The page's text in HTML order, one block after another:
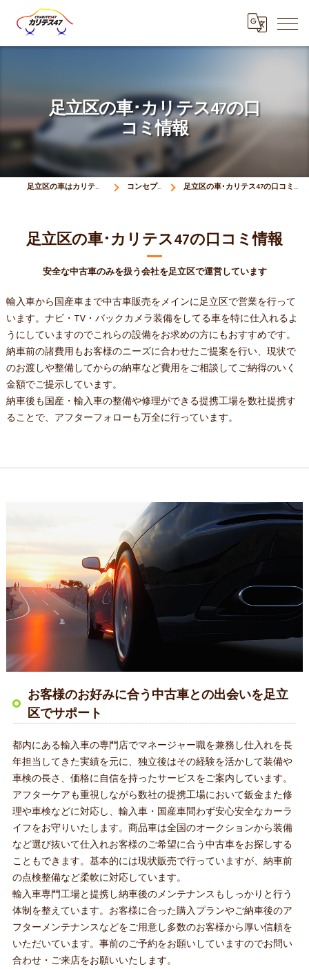
足立区の車･カリテス47の口
コミ情報
足立区の車はカリテス47 コンセプト 足立区の車･カリテス47の口コミ情報
安全な中古車のみを扱う会社を足立区で運営しています
足立区の車･カリテス47の口コミ情報
輸入車から国産車まで中古車販売をメインに足立区で営業を行って
います。ナビ・TV・バックカメラ装備をしてる車を特に仕入れるよ
うにしていますのでこれらの設備をお求めの方にもおすすめです。
納車前の諸費用もお客様のニーズに合わせたご提案を行い、現状で
のお渡しや整備してからの納車など費用をご相談してご納得のいく
金額でご提示しています。
納車後も国産・輸入車の整備や修理ができる提携工場を数社提携す
ることで、アフターフォローも万全に行っています。
お客様のお好みに合う中古車との出会いを足立
区でサポート
都内にある輸入車の専門店でマネージャー職を兼務し仕入れを長
年担当してきた実績を元に、独立後はその経験を活かして装備や
車検の長さ、価格に自信を持ったサービスをご案内しています。
アフターケアも重視しながら数社の提携工場において鈑金また修
理や車検などに対応し、輸入車・国産車問わず安心安全なカーラ
イフをお守りいたします。商品車は全国のオークションから装備
など選び抜いて仕入れお客様のご希望に合う中古車をお探しする
こともできます。基本的には現状販売で行っていますが、納車前
の点検整備など柔軟に対応しています。
輸入車専門工場と提携し納車後のメンテナンスもしっかりと行う
体制を整えています。お客様に合った購入プランやご納車後のア
フターメンテナンスなどをご用意し多数のお客様から厚い信頼を
いただいています。事前のご予約をお願いしていますのでお問い
合わせ・ご来店をお願いいたします。